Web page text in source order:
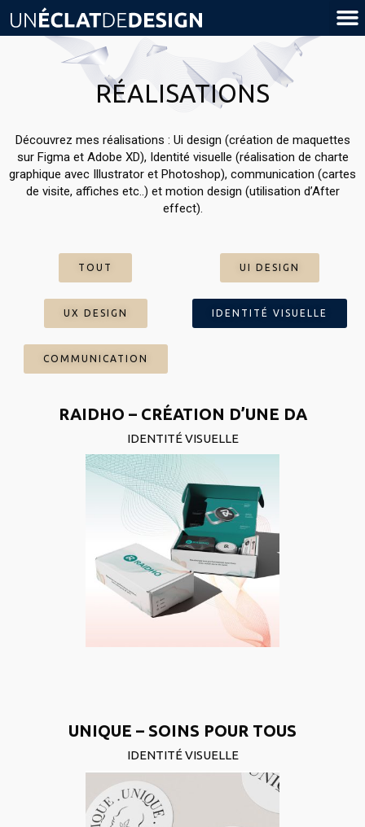
RÉALISATIONS
Découvrez mes réalisations : Ui design (création de maquettes
sur Figma et Adobe XD), Identité visuelle (réalisation de charte
graphique avec Illustrator et Photoshop), communication (cartes
de visite, affiches etc..) et motion design (utilisation d’After
effect).
TOUT UI DESIGN
UX DESIGN IDENTITÉ VISUELLE
COMMUNICATION
RAIDHO – CRÉATION D’UNE DA
IDENTITÉ VISUELLE
UNIQUE – SOINS POUR TOUS
IDENTITÉ VISUELLE